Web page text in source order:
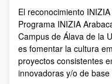
El reconocimiento
Programa INIZIA
Campus de Álava de la
es fomentar la cultura
proyectos consistentes
innovadoras y/o de